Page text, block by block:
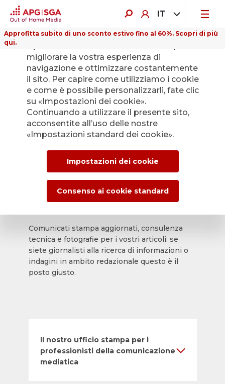
IT
Approfitta subito di uno sconto estivo fino al 60%. Scopri di più
qui.
Indietro
L’Ufficio stampa di
APG|SGA per le
news e i comunicati
stampa.
Comunicati stampa aggiornati, consulenza
tecnica e fotografie per i vostri articoli: se
siete giornalisti alla ricerca di informazioni o
indagini in ambito redazionale questo è il
posto giusto.
Il nostro ufficio stampa per i
professionisti della comunicazione
mediatica
migliorare la vostra esperienza di
navigazione e ottimizzare costantemente
il sito. Per capire come utilizziamo i cookie
e come è possibile personalizzarli, fate clic
su «Impostazioni dei cookie».
Continuando a utilizzare il presente sito,
acconsentite all’uso delle nostre
«Impostazioni standard dei cookie».
Impostazioni dei cookie
Consenso ai cookie standard